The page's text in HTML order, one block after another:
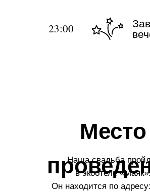
23:00
Место
Наша свадьба
в экоотеле
Он находится по